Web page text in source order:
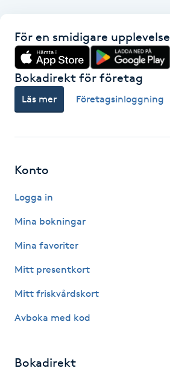
Gellack med förstärkning
Gravidmassage
Gravidyoga
Gua Sha-massage
H
Hatha Yoga
Healing
Herrklippning
HIFU
För en smidigare upplevelse
Bokadirekt för företag
Läs mer Företagsinloggning
Konto
Logga in
Mina bokningar
Mina favoriter
Mitt presentkort
Mitt friskvårdskort
Avboka med kod
Bokadirekt